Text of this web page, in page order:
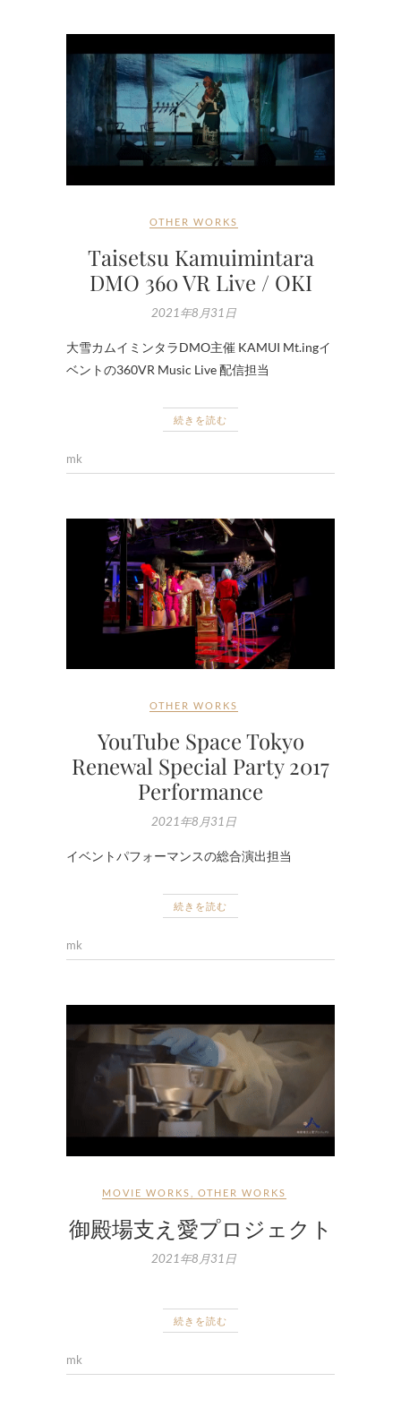
OTHER WORKS
Taisetsu Kamuimintara
DMO 360 VR Live / OKI
2021年8月31日
大雪カムイミンタラDMO主催 KAMUI Mt.ingイ
ベントの360VR Music Live 配信担当
続きを読む
mk
OTHER WORKS
YouTube Space Tokyo
Renewal Special Party 2017
Performance
2021年8月31日
イベントパフォーマンスの総合演出担当
続きを読む
mk
MOVIE WORKS OTHER WORKS
御殿場支え愛プロジェクト
2021年8月31日
続きを読む
mk